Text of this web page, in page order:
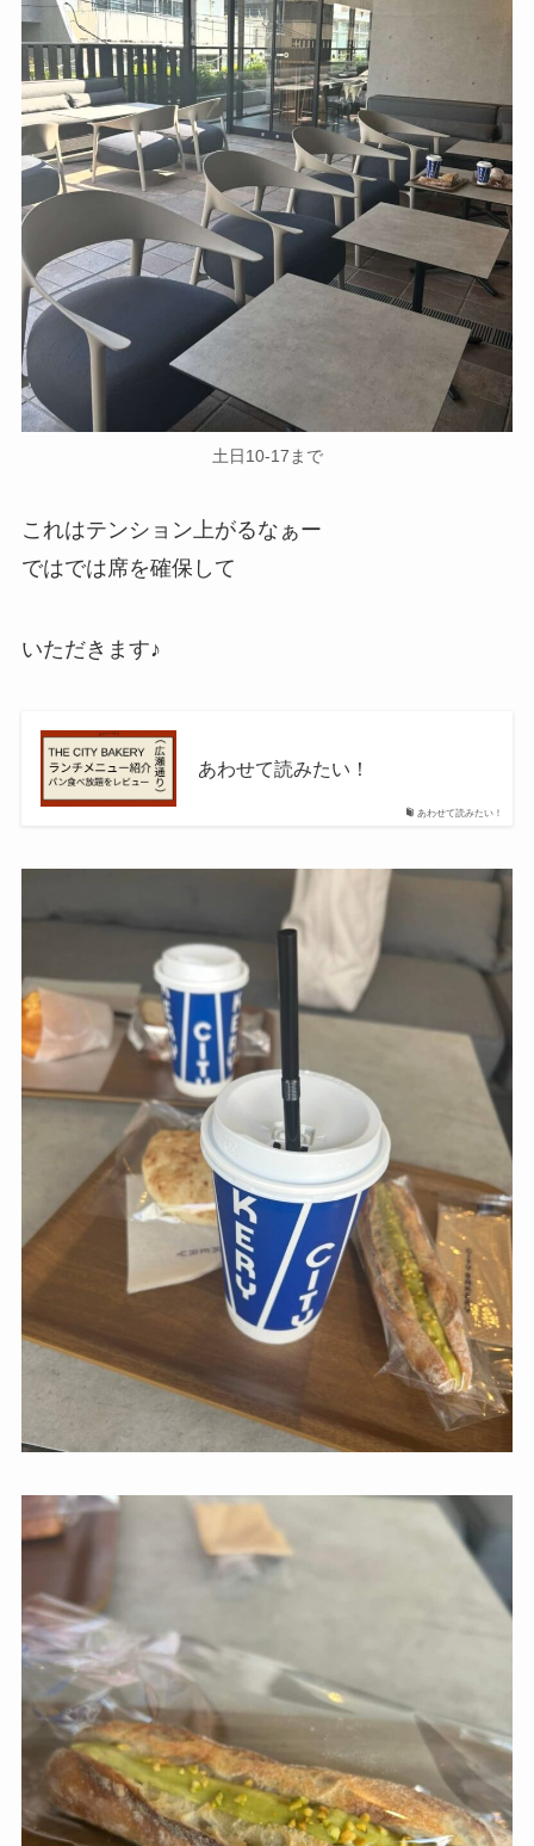
土日10-17まで
これはテンション上がるなぁー
ではでは席を確保して
いただきます♪
あわせて読みたい！
あわせて読みたい！